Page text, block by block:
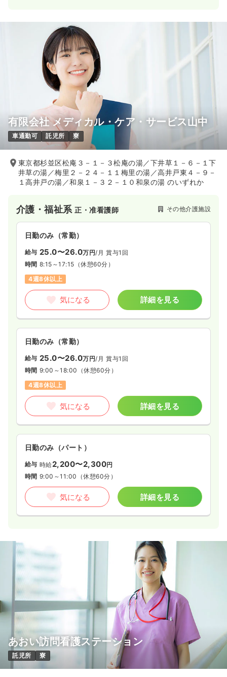
有限会社 メディカル・ケア・サービス山中
車通勤可 託児所 寮
東京都杉並区松庵３－１－３松庵の湯／下井草１－６－１下
井草の湯／梅里２－２４－１１梅里の湯／高井戸東４－９－
１高井戸の湯／和泉１－３２－１０和泉の湯 のいずれか
介護・福祉系正・准看護師 その他介護施設
日勤のみ（常勤）
給与 25.0〜26.0万円/月 賞与1回
時間 8:15～17:15 （休憩60分）
4週8休以上
気になる 詳細を見る
日勤のみ（常勤）
給与 25.0〜26.0万円/月 賞与1回
時間 9:00～18:00 （休憩60分）
4週8休以上
気になる 詳細を見る
日勤のみ（パート）
給与 時給2,200〜2,300円
時間 9:00～11:00 （休憩60分）
気になる 詳細を見る
あおい訪問看護ステーション
託児所 寮